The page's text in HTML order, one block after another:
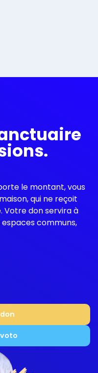
le montant, vous
qui ne reçoit
Votre don servira à
communs,